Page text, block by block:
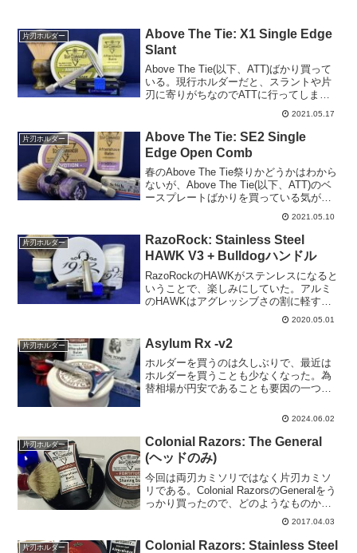
片刃ホルダー
Above The Tie: X1 Single Edge
Slant
Above The Tie(以下、ATT)ばかり買って
いる。現行ホルダーだと、スラントや片
刃に寄りがちなのでATTに行ってしまう
のかもしれない。そんなATTからX1が発
売された。X1はスラントのAC系片刃であ
る。「スラントいいでしょ。片刃い...
2021.05.17
片刃ホルダー
Above The Tie: SE2 Single
Edge Open Comb
春のAbove The Tie祭りかどうかはわから
ないが、Above The Tie(以下、ATT)のベ
ースプレートばかりを買っている気がす
る。Maggard Razorsで割引をしていたオ
ープンコームAC片刃のSE2を買ってしま
った。在庫...
2021.05.10
片刃ホルダー
RazoRock: Stainless Steel
HAWK V3 + Bulldogハンドル
RazoRockのHAWKがステンレスになると
いうことで、楽しみにしていた。アルミ
のHAWKはアグレッシブさの割に軽すぎ
てどうも使い勝手が悪いと思っていたの
で、ステンレス製の登場を心待ちにして
いた。持っているHAWKは初代で、V2は
それほど...
2020.05.01
片刃ホルダー Asylum Rx -v2
ホルダーを買うのは久しぶりで、最近は
ホルダーを買うことも少なくなった。為
替相場が円安であることも要因の一つだ
な要因である。新しいホルダーはそんな
もなくなり...
2024.06.02
片刃ホルダー
Colonial Razors: The General
(ヘッドのみ)
今回は両刃カミソリではなく片刃カミソ
リである。Colonial RazorsのGeneralをう
っかり買ったので、どのようなものか紹
介しようと思う。片刃カミソリ片刃のホ
ルダーにはSchick InjectorやGEMなどい
くつか種類があるが...
2017.04.03
片刃ホルダー
Colonial Razors: Stainless Steel